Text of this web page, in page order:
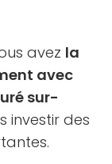
avez la
avec
sur-
investir des